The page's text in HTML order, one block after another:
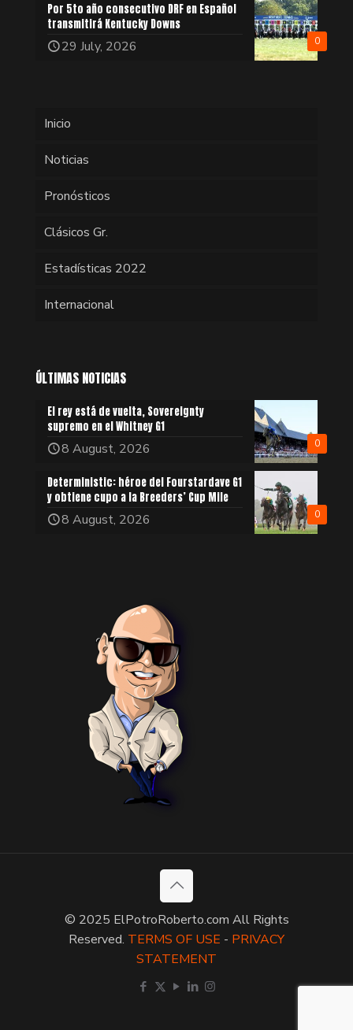
0
Por 5to año consecutivo DRF en Español
transmitirá Kentucky Downs
29 July, 2026
Inicio
Noticias
Pronósticos
Clásicos Gr.
Estadísticas 2022
Internacional
ÚLTIMAS NOTICIAS
0
El rey está de vuelta, Sovereignty
supremo en el Whitney G1
8 August, 2026
0
Deterministic: héroe del Fourstardave G1
y obtiene cupo a la Breeders’ Cup Mile
8 August, 2026
© 2025 ElPotroRoberto.com All Rights
Reserved. TERMS OF USE - PRIVACY
STATEMENT